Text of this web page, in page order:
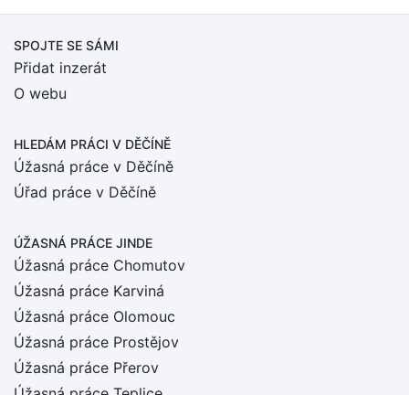
SPOJTE SE SÁMI
Přidat inzerát
O webu
HLEDÁM PRÁCI V DĚČÍNĚ
Úžasná práce v Děčíně
Úřad práce v Děčíně
ÚŽASNÁ PRÁCE JINDE
Úžasná práce Chomutov
Úžasná práce Karviná
Úžasná práce Olomouc
Úžasná práce Prostějov
Úžasná práce Přerov